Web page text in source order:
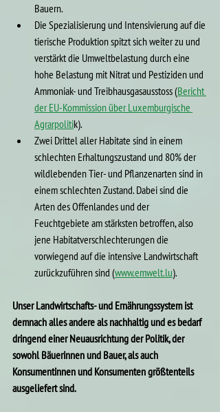
Bauern.
Die Spezialisierung und Intensivierung auf die
tierische Produktion spitzt sich weiter zu und
verstärkt die Umweltbelastung durch eine
hohe Belastung mit Nitrat und Pestiziden und
Ammoniak- und Treibhausgasausstoss (Bericht
der EU-Kommission über Luxemburgische
Agrarpolitik).
Zwei Drittel aller Habitate sind in einem
schlechten Erhaltungszustand und 80% der
wildlebenden Tier- und Pflanzenarten sind in
einem schlechten Zustand. Dabei sind die
Arten des Offenlandes und der
Feuchtgebiete am stärksten betroffen, also
jene Habitatverschlechterungen die
vorwiegend auf die intensive Landwirtschaft
zurückzuführen sind (www.emwelt.lu).
Unser Landwirtschafts- und Ernährungssystem ist
demnach alles andere als nachhaltig und es bedarf
dringend einer Neuausrichtung der Politik, der
sowohl Bäuerinnen und Bauer, als auch
Konsumentinnen und Konsumenten größtenteils
ausgeliefert sind.